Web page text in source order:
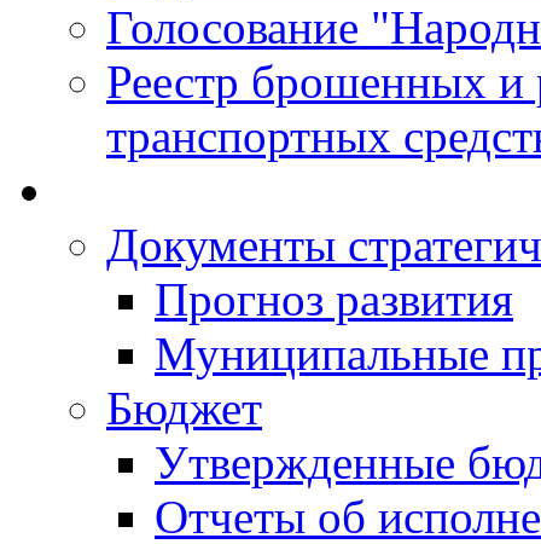
Голосование
Реестр брошенных и
транспортных
Документы
Прогноз развития
Муниципальные
Бюджет
Утвержденные
Отчеты об